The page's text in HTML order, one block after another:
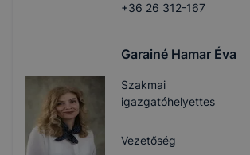
+36 26 312-167
Garainé Hamar Éva
Szakmai
igazgatóhelyettes
Vezetőség